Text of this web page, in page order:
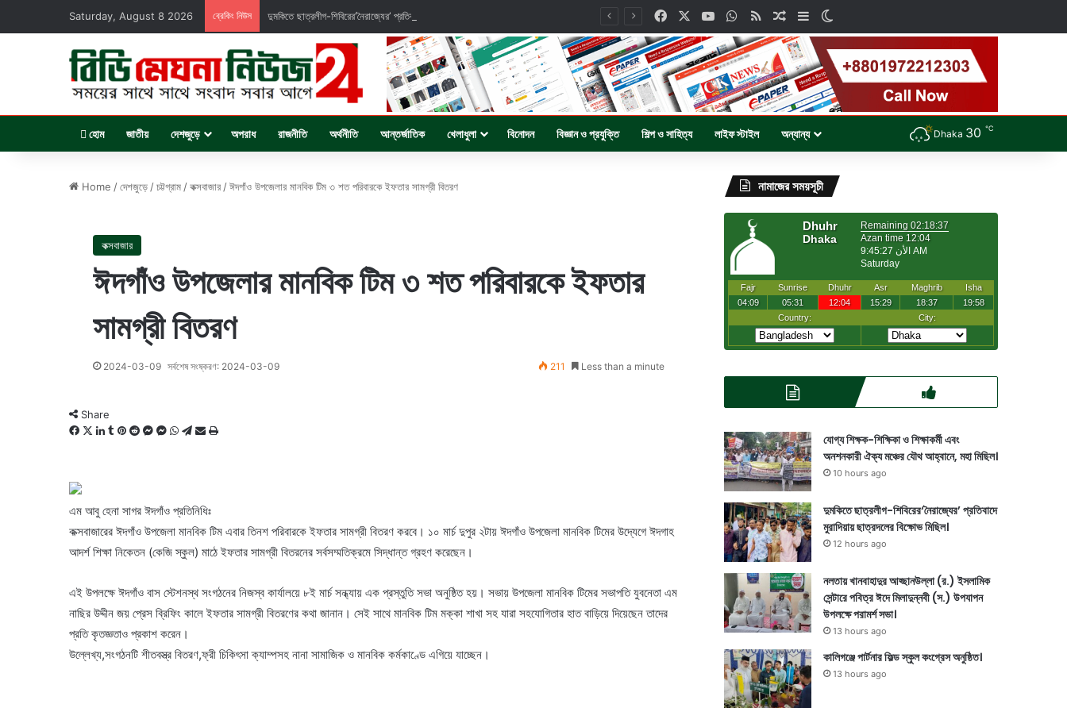
Saturday, August 8 2026 ব্রেকিং নিউস দুমকিতে ছাত্রলীগ-শিবিরের‘নৈরাজ্যের’ প্রতিবাদে মুরাদিয়ায় ছাত্রদলের বিক্ষোভ মিছিল। FacebookYouTubeWhatsApp
RSSRandom Article
Sidebar
হোম জাতীয় দেশজুড়ে অপরাধ রাজনীতি অর্থনীতি আন্তর্জাতিক খেলাধুলা বিনোদন বিজ্ঞান ও প্রযুক্তি শিল্প ও সাহিত্য লাইফ স্টাইল অন্যান্য Dhaka 30 ℃
Home /দেশজুড়ে /চট্টগ্রাম /কক্সবাজার /ঈদগাঁও উপজেলার মানবিক টিম ৩ শত পরিবারকে ইফতার সামগ্রী বিতরণ
কক্সবাজার
ঈদগাঁও উপজেলার মানবিক টিম ৩ শত পরিবারকে ইফতার
সামগ্রী বিতরণ
2024-03-09 সর্বশেষ সংষ্করণ: 2024-03-09 211 Less than a minute
Share
Facebook
X LinkedIn
Tumblr
Pinterest
Reddit
Messenger
Messenger
WhatsApp
Telegram
Share
Print
এম আবু হেনা সাগর ঈদগাঁও প্রতিনিধিঃ
কক্সবাজারের ঈদগাঁও উপজেলা মানবিক টিম এবার তিনশ পরিবারকে ইফতার সামগ্রী বিতরণ করবে। ১০ মার্চ দুপুর ২টায় ঈদগাঁও উপজেলা মানবিক টিমের উদ্যেগে ঈদগাহ
আদর্শ শিক্ষা নিকেতন (কেজি স্কুল) মাঠে ইফতার সামগ্রী বিতরনের সর্বসম্মতিক্রমে সিদ্ধান্ত গ্রহণ করেছেন।
এই উপলক্ষে ঈদগাঁও বাস স্টেশনস্থ সংগঠনের নিজস্ব কার্যালয়ে ৮ই মার্চ সন্ধ্যায় এক প্রস্তুতি সভা অনুষ্ঠিত হয়। সভায় উপজেলা মানবিক টিমের সভাপতি যুবনেতা এম
নাছির উদ্দীন জয় প্রেস ব্রিফিং কালে ইফতার সামগ্রী বিতরণের কথা জানান। সেই সাথে মানবিক টিম মক্কা শাখা সহ যারা সহযোগিতার হাত বাড়িয়ে দিয়েছেন তাদের
প্রতি কৃতজ্ঞতাও প্রকাশ করেন।
উল্লেখ্য,সংগঠনটি শীতবস্ত্র বিতরণ,ফ্রী চিকিৎসা ক্যাম্পসহ নানা সামাজিক ও মানবিক কর্মকাণ্ডে এগিয়ে যাচ্ছেন।
নামাজের সময়সূচী
যোগ্য শিক্ষক-শিক্ষিকা ও শিক্ষাকর্মী এবং
অনশনকারী ঐক্য মঞ্চের যৌথ আহ্বানে, মহা মিছিল।
10 hours ago
দুমকিতে ছাত্রলীগ-শিবিরের‘নৈরাজ্যের’ প্রতিবাদে
মুরাদিয়ায় ছাত্রদলের বিক্ষোভ মিছিল।
12 hours ago
নলতায় খানবাহাদুর আহ্ছানউল্লা (র.) ইসলামিক
সেন্টারে পবিত্র ঈদে মিলাদুন্নবী (স.) উপযাপন
উপলক্ষে পরামর্শ সভা।
13 hours ago
কালিগঞ্জে পার্টনার ফিল্ড স্কুল কংগ্রেস অনুষ্ঠিত।
13 hours ago